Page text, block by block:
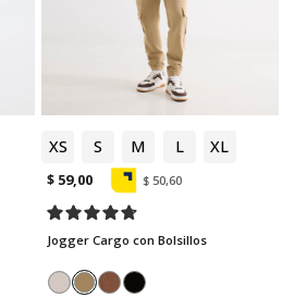
XS S M L XL
$ 59,00 $ 50,60
Jogger Cargo con Bolsillos